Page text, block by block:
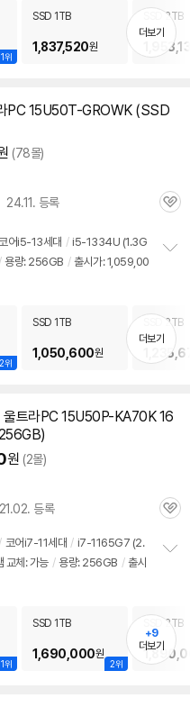
치
기
1위
SSD 1TB
1,837,520원
SSD 2TB
더보기
PC 15U50T-GROWK (SSD
(78몰)
24.11. 등록
관
어i5-13세대 / i5-1334U (1.3G
/ 용량: 256GB / 출시가: 1,059,00
치
기
2위
SSD 1TB
1,050,600원
SSD 2TB
더보기
울트라PC 15U50P-KA70K 16
원 (2몰)
21.02. 등록
관
/ 코어i7-11세대 / i7-1165G7 (2.
교체: 가능 / 용량: 256GB / 출시
치
기
1위 2위
SSD 1TB
1,690,000원
SSD 2TB
+9
더보기